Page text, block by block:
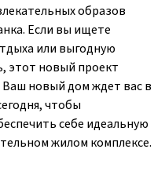
образов
Если вы ищете
или выгодную
этот новый проект
новый дом ждет вас в
чтобы
себе идеальную
жилом комплексе.